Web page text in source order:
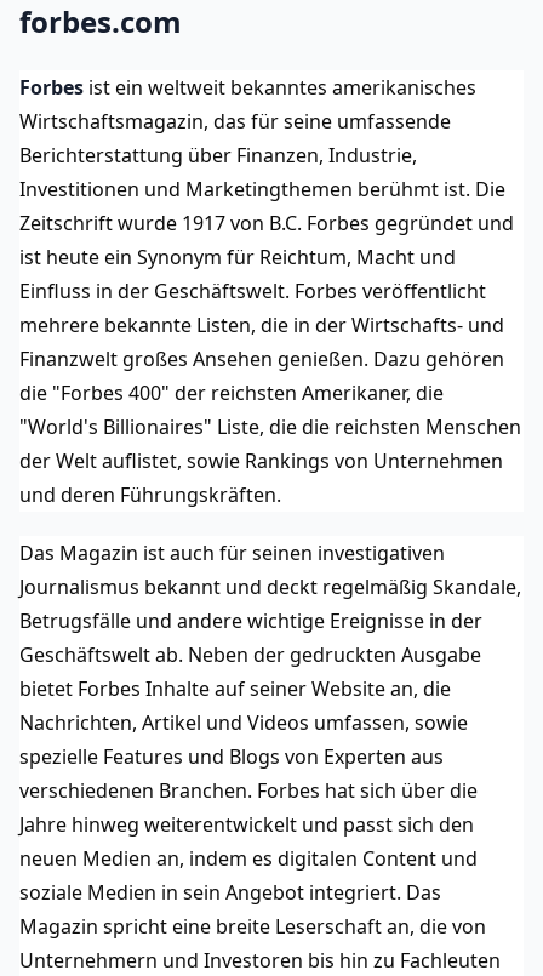
forbes.com
Forbes ist ein weltweit bekanntes amerikanisches
Wirtschaftsmagazin, das für seine umfassende
Berichterstattung über Finanzen, Industrie,
Investitionen und Marketingthemen berühmt ist. Die
Zeitschrift wurde 1917 von B.C. Forbes gegründet und
ist heute ein Synonym für Reichtum, Macht und
Einfluss in der Geschäftswelt. Forbes veröffentlicht
mehrere bekannte Listen, die in der Wirtschafts- und
Finanzwelt großes Ansehen genießen. Dazu gehören
die "Forbes 400" der reichsten Amerikaner, die
"World's Billionaires" Liste, die die reichsten Menschen
der Welt auflistet, sowie Rankings von Unternehmen
und deren Führungskräften.
Das Magazin ist auch für seinen investigativen
Journalismus bekannt und deckt regelmäßig Skandale,
Betrugsfälle und andere wichtige Ereignisse in der
Geschäftswelt ab. Neben der gedruckten Ausgabe
bietet Forbes Inhalte auf seiner Website an, die
Nachrichten, Artikel und Videos umfassen, sowie
spezielle Features und Blogs von Experten aus
verschiedenen Branchen. Forbes hat sich über die
Jahre hinweg weiterentwickelt und passt sich den
neuen Medien an, indem es digitalen Content und
soziale Medien in sein Angebot integriert. Das
Magazin spricht eine breite Leserschaft an, die von
Unternehmern und Investoren bis hin zu Fachleuten